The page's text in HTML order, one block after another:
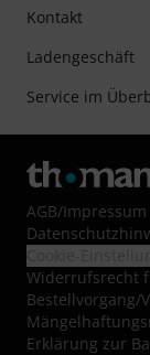
Kontakt
Ladengeschäft
Service im
AGB/Impressum
Widerrufsrecht
Bestellvorgang/
Erklärung zur